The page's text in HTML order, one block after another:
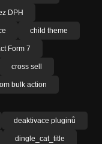
DPH
child theme
Form 7
cross sell
bulk action
deaktivace pluginů
dingle_cat_title